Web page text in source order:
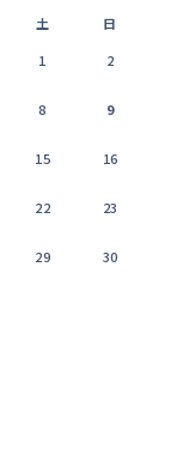
土
日
1
2
8 9
15 16
22 23
29 30